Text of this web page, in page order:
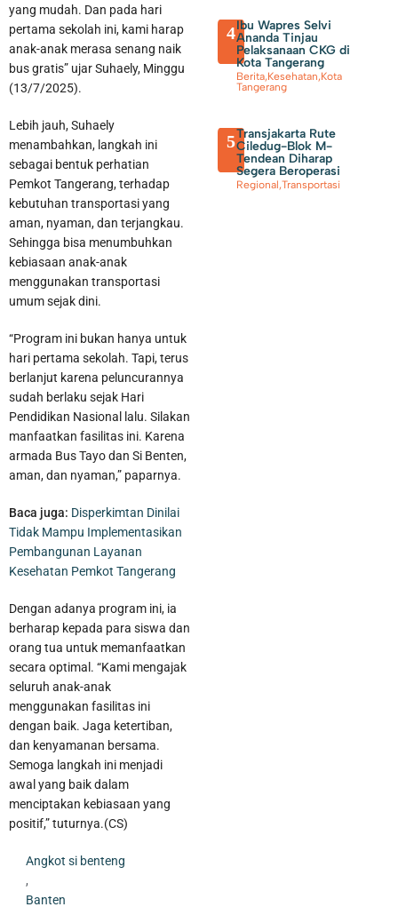
Tenggara Versi OAG
Polisi di Karawaci
yang mudah. Dan pada hari
pertama sekolah ini, kami harap
anak-anak merasa senang naik
bus gratis” ujar Suhaely, Minggu
(13/7/2025).
Lebih jauh, Suhaely
menambahkan, langkah ini
sebagai bentuk perhatian
Pemkot Tangerang, terhadap
kebutuhan transportasi yang
aman, nyaman, dan terjangkau.
Sehingga bisa menumbuhkan
kebiasaan anak-anak
menggunakan transportasi
umum sejak dini.
“Program ini bukan hanya untuk
hari pertama sekolah. Tapi, terus
berlanjut karena peluncurannya
sudah berlaku sejak Hari
Pendidikan Nasional lalu. Silakan
manfaatkan fasilitas ini. Karena
armada Bus Tayo dan Si Benten,
aman, dan nyaman,” paparnya.
Baca juga: Disperkimtan Dinilai
Tidak Mampu Implementasikan
Pembangunan Layanan
Kesehatan Pemkot Tangerang
Dengan adanya program ini, ia
berharap kepada para siswa dan
orang tua untuk memanfaatkan
secara optimal. “Kami mengajak
seluruh anak-anak
menggunakan fasilitas ini
dengan baik. Jaga ketertiban,
dan kenyamanan bersama.
Semoga langkah ini menjadi
awal yang baik dalam
menciptakan kebiasaan yang
positif,” tuturnya.(CS)
Angkot si benteng
,
Banten
4Ibu Wapres Selvi
Ananda Tinjau
Pelaksanaan CKG di
Kota Tangerang
Berita,Kesehatan,Kota
Tangerang
5Transjakarta Rute
Ciledug-Blok M-
Tendean Diharap
Segera Beroperasi
Regional,Transportasi